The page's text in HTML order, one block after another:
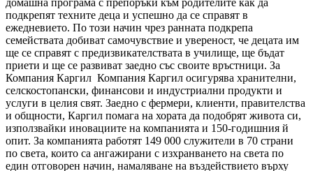
подкрепят техните деца и успешно да се справят в
ежедневието. По този начин чрез ранната подкрепа
семействата добиват самочувствие и увереност, че децата им
ще се справят с предизвикателствата в училище, ще бъдат
приети и ще се развиват заедно със своите връстници. За
Компания Каргил Компания Каргил осигурява хранителни,
селскостопански, финансови и индустриални продукти и
услуги в целия свят. Заедно с фермери, клиенти, правителства
и общности, Каргил помага на хората да подобрят живота си,
използвайки иновациите на компанията и 150-годишния й
опит. За компанията работят 149 000 служители в 70 страни
по света, които са ангажирани с изхранването на света по
един отговорен начин, намаляване на въздействието върху